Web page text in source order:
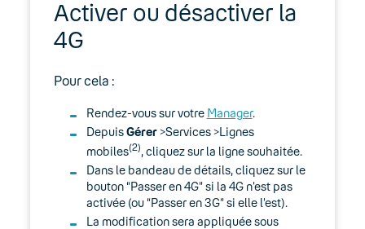
05. Téléphonie Mobile
Convergence mobile-fixe
L’Internet mobile
Le partage de connexion Internet
Paramétrer l’usage des données
mobiles
Activer ou désactiver la
4G
Pour cela :
Rendez-vous sur votre Manager.
DepuisGérer>Services >Lignes
mobiles(2), cliquez sur la ligne souhaitée.
Dans le bandeau de détails, cliquez sur le
bouton “Passer en 4G” si la 4G n’est pas
activée (ou “Passer en 3G” si elle l’est).
La modification sera appliquée sous